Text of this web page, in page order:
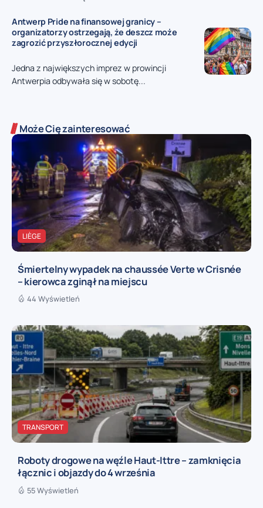
Antwerp Pride na finansowej granicy –
organizatorzy ostrzegają, że deszcz może
zagrozić przyszłorocznej edycji
Jedna z największych imprez w prowincji
Antwerpia odbywała się w sobotę...
Może Cię zainteresować
LIÈGE
Śmiertelny wypadek na chaussée Verte w Crisnée
– kierowca zginął na miejscu
44 Wyświetleń
TRANSPORT
Roboty drogowe na węźle Haut-Ittre – zamknięcia
łącznic i objazdy do 4 września
55 Wyświetleń